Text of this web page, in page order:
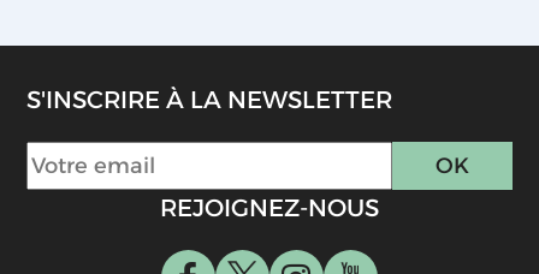
S'INSCRIRE À LA NEWSLETTER
REJOIGNEZ-NOUS